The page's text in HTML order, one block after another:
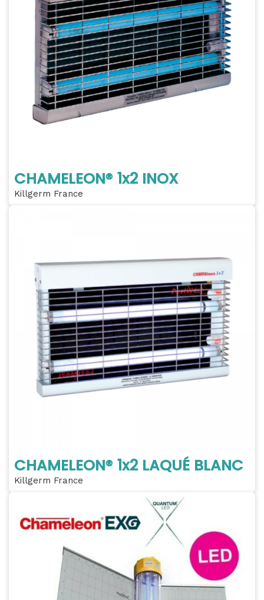
CHAMELEON® 1x2 INOX
Killgerm France
CHAMELEON® 1x2 LAQUÉ BLANC
Killgerm France